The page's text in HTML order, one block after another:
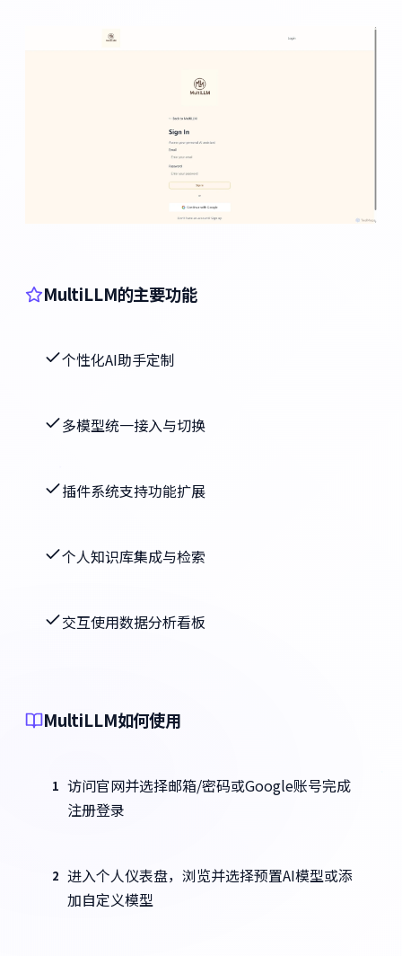
MultiLLM的主要功能
个性化AI助手定制
多模型统一接入与切换
插件系统支持功能扩展
个人知识库集成与检索
交互使用数据分析看板
MultiLLM如何使用
1 访问官网并选择邮箱/密码或Google账号完成
注册登录
2 进入个人仪表盘，浏览并选择预置AI模型或添
加自定义模型